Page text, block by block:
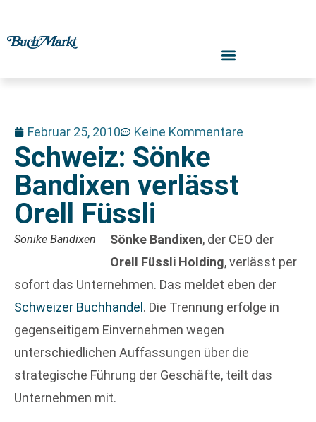
Februar 25, 2010 Keine Kommentare
Schweiz: Sönke
Bandixen verlässt
Orell Füssli
Sönike Bandixen Sönke Bandixen, der CEO der
Orell Füssli Holding, verlässt per
sofort das Unternehmen. Das meldet eben der
Schweizer Buchhandel . Die Trennung erfolge in
gegenseitigem Einvernehmen wegen
unterschiedlichen Auffassungen über die
strategische Führung der Geschäfte, teilt das
Unternehmen mit.